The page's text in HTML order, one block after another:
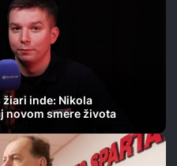
žiari inde: Nikola
novom smere života